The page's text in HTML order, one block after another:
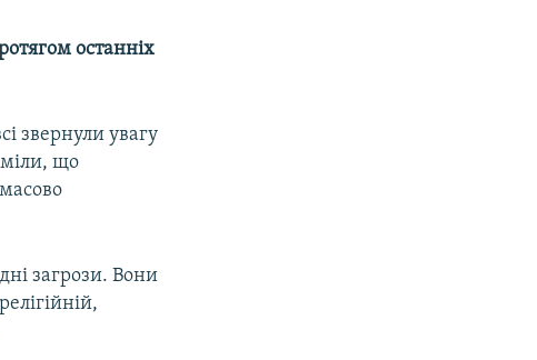
останніх
звернули увагу
що
загрози. Вони